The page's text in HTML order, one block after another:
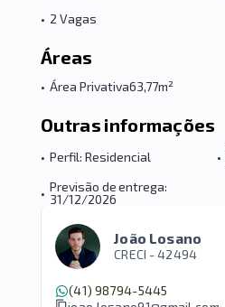
• 2 Vagas
Áreas
• Área Privativa63,77m²
Outras informações
• Perfil: Residencial •
• Previsão de entrega:
31/12/2026
João Losano
CRECI -42494
(41) 98794-5445